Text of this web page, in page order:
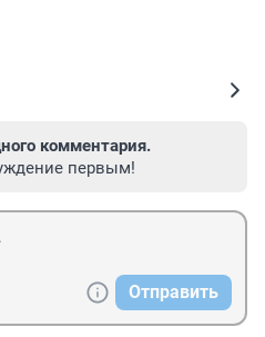
комментария.
первым!
Отправить